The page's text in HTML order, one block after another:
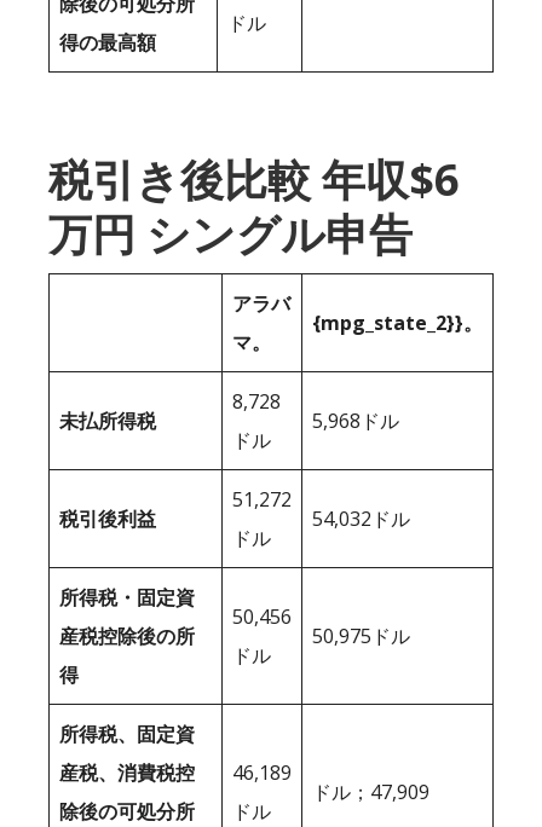
得の最高額
ドル
税引き後比較 年収$6
万円 シングル申告
アラバ
マ。
{mpg_state_2}}。
未払所得税
8,728
ドル
5,968ドル
税引後利益
51,272
ドル
54,032ドル
所得税・固定資
産税控除後の所
得
50,456
ドル
50,975ドル
所得税、固定資
産税、消費税控
除後の可処分所
46,189
ドル
ドル；47,909